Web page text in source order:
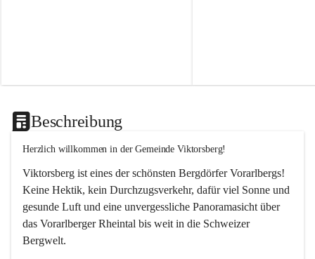
Beschreibung
Herzlich willkommen in der Gemeinde Viktorsberg!
Viktorsberg ist eines der schönsten Bergdörfer Vorarlbergs!
Keine Hektik, kein Durchzugsverkehr, dafür viel Sonne und
gesunde Luft und eine unvergessliche Panoramasicht über
das Vorarlberger Rheintal bis weit in die Schweizer
Bergwelt.